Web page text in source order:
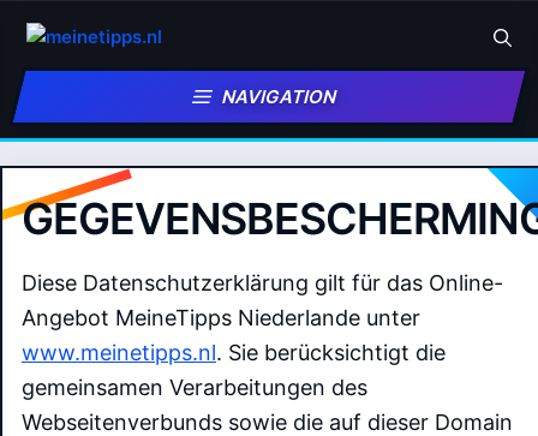
Inhalt
springen
NAVIGATION
Diese Datenschutzerklärung gilt für das Online-
Angebot MeineTipps Niederlande unter
www.meinetipps.nl. Sie berücksichtigt die
gemeinsamen Verarbeitungen des
Webseitenverbunds sowie die auf dieser Domain